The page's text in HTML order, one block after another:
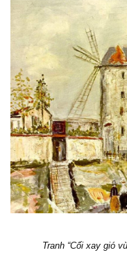
Tranh “Cối xay gió